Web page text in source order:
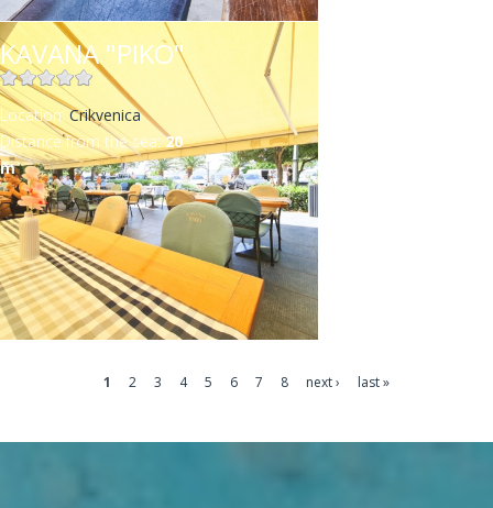
KAVANA "PIKO"
Location:Crikvenica
Distance from the sea:20
m
1 2 3 4 5 6 7 8 next › last »